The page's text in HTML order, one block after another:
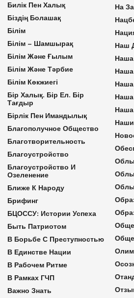
Билік Пен Халық
Біздің Болашақ
Білім
Білім – Шамшырақ
Білім Және Ғылым
Білім Және Тәрбие
Білім Көкжиегі
Бір Халық. Бір Ел. Бір
Тағдыр
Бірлік Пен Имандылық
Благополучное Общество
Благотворительность
Благоустройство
Благоустройство И
Озеленение
Ближе К Народу
Брифинг
БЦОССУ: Истории Успеха
Быть Патриотом
В Борьбе С Преступностью
В Единстве Нации
В Рабочем Ритме
В Рамках ГЧП
Важно Знать
На
Наш
Наша
Наша